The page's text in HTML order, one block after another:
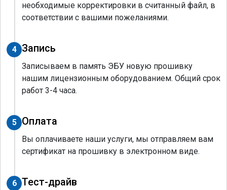
необходимые корректировки в считанный файл, в
соответствии с вашими пожеланиями.
4 Запись
Записываем в память ЭБУ новую прошивку
нашим лицензионным оборудованием. Общий срок
работ 3-4 часа.
5 Оплата
Вы оплачиваете наши услуги, мы отправляем вам
сертификат на прошивку в электронном виде.
6 Тест-драйв